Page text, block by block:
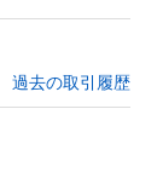
過去の取引履歴